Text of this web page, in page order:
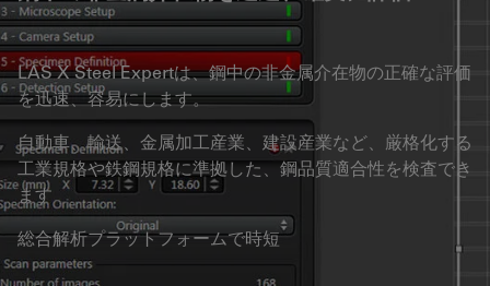
LAS X Steel Expertは、鋼中の非金属介在物の正確な評価
を迅速、容易にします。
自動車、輸送、金属加工産業、建設産業など、厳格化する
工業規格や鉄鋼規格に準拠した、鋼品質適合性を検査でき
ます
総合解析プラットフォームで時短